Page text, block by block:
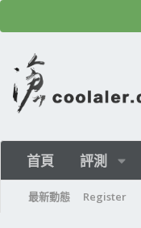
首頁 評測
最新動態 Register